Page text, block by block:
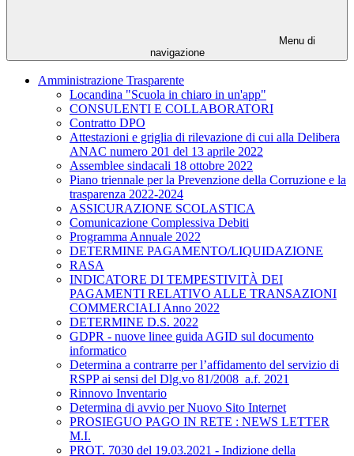
Menu di
navigazione
Amministrazione Trasparente
Locandina "Scuola in chiaro in un'app"
CONSULENTI E COLLABORATORI
Contratto DPO
Attestazioni e griglia di rilevazione di cui alla Delibera
ANAC numero 201 del 13 aprile 2022
Assemblee sindacali 18 ottobre 2022
Piano triennale per la Prevenzione della Corruzione e la
trasparenza 2022-2024
ASSICURAZIONE SCOLASTICA
Comunicazione Complessiva Debiti
Programma Annuale 2022
DETERMINE PAGAMENTO/LIQUIDAZIONE
RASA
INDICATORE DI TEMPESTIVITÀ DEI
PAGAMENTI RELATIVO ALLE TRANSAZIONI
COMMERCIALI Anno 2022
DETERMINE D.S. 2022
GDPR - nuove linee guida AGID sul documento
informatico
Determina a contrarre per l’affidamento del servizio di
RSPP ai sensi del Dlg.vo 81/2008_a.f. 2021
Rinnovo Inventario
Determina di avvio per Nuovo Sito Internet
PROSIEGUO PAGO IN RETE : NEWS LETTER
M.I.
PROT. 7030 del 19.03.2021 - Indizione della